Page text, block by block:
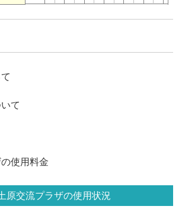
て
使用料金
原交流プラザの使用状況